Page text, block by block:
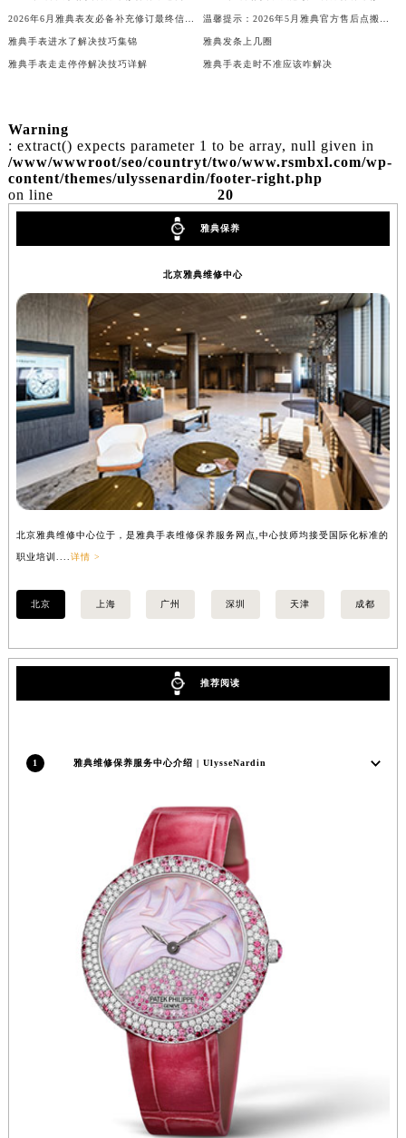
雅典手表进水了解决技巧集锦 雅典发条上几圈
雅典手表走走停停解决技巧详解 雅典手表走时不准应该咋解决
Warning
: extract() expects parameter 1 to be array, null given in
/www/wwwroot/seo/countryt/two/www.rsmbxl.com/wp-
content/themes/ulyssenardin/footer-right.php
on line
20
雅典保养
北京雅典维修中心
北京雅典维修中心位于，是雅典手表维修保养服务网点,中心技师均接受国际化标准的
职业培训.... 详情 >
北京 上海 广州 深圳 天津 成都
推荐阅读
1 雅典维修保养服务中心介绍 | UlysseNardin